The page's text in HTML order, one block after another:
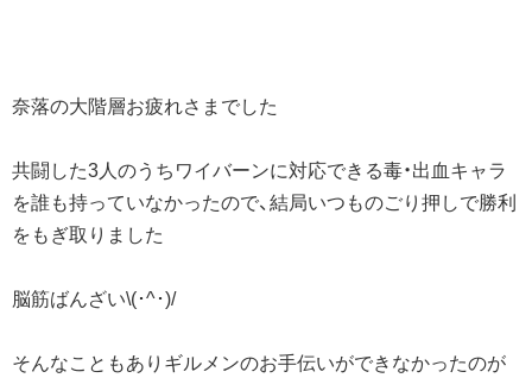
奈落の大階層お疲れさまでした
共闘した3人のうちワイバーンに対応できる毒・出血キャラ
を誰も持っていなかったので、結局いつものごり押しで勝利
をもぎ取りました
脳筋ばんざい\(･^･)/
そんなこともありギルメンのお手伝いができなかったのが